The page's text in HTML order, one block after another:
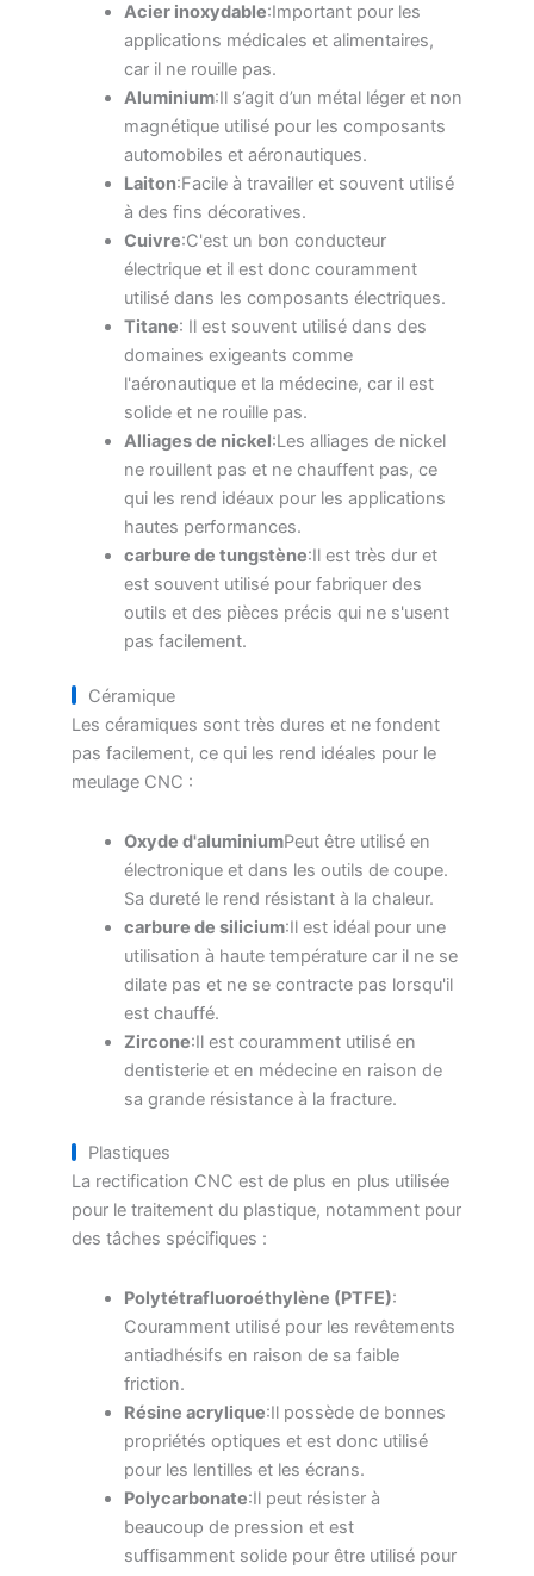
Acier inoxydable:Important pour les
applications médicales et alimentaires,
car il ne rouille pas.
Aluminium:Il s’agit d’un métal léger et non
magnétique utilisé pour les composants
automobiles et aéronautiques.
Laiton:Facile à travailler et souvent utilisé
à des fins décoratives.
Cuivre:C'est un bon conducteur
électrique et il est donc couramment
utilisé dans les composants électriques.
Titane: Il est souvent utilisé dans des
domaines exigeants comme
l'aéronautique et la médecine, car il est
solide et ne rouille pas.
Alliages de nickel:Les alliages de nickel
ne rouillent pas et ne chauffent pas, ce
qui les rend idéaux pour les applications
hautes performances.
carbure de tungstène:Il est très dur et
est souvent utilisé pour fabriquer des
outils et des pièces précis qui ne s'usent
pas facilement.
Céramique
Les céramiques sont très dures et ne fondent
pas facilement, ce qui les rend idéales pour le
meulage CNC :
Oxyde d'aluminiumPeut être utilisé en
électronique et dans les outils de coupe.
Sa dureté le rend résistant à la chaleur.
carbure de silicium:Il est idéal pour une
utilisation à haute température car il ne se
dilate pas et ne se contracte pas lorsqu'il
est chauffé.
Zircone:Il est couramment utilisé en
dentisterie et en médecine en raison de
sa grande résistance à la fracture.
Plastiques
La rectification CNC est de plus en plus utilisée
pour le traitement du plastique, notamment pour
des tâches spécifiques :
Polytétrafluoroéthylène (PTFE):
Couramment utilisé pour les revêtements
antiadhésifs en raison de sa faible
friction.
Résine acrylique:Il possède de bonnes
propriétés optiques et est donc utilisé
pour les lentilles et les écrans.
Polycarbonate:Il peut résister à
beaucoup de pression et est
suffisamment solide pour être utilisé pour